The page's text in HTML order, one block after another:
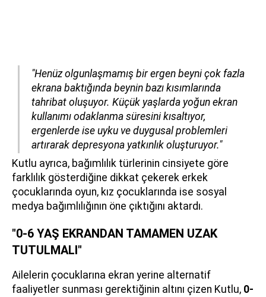
"Henüz olgunlaşmamış bir ergen beyni çok fazla
ekrana baktığında beynin bazı kısımlarında
tahribat oluşuyor. Küçük yaşlarda yoğun ekran
kullanımı odaklanma süresini kısaltıyor,
ergenlerde ise uyku ve duygusal problemleri
artırarak depresyona yatkınlık oluşturuyor."
Kutlu ayrıca, bağımlılık türlerinin cinsiyete göre
farklılık gösterdiğine dikkat çekerek erkek
çocuklarında oyun, kız çocuklarında ise sosyal
medya bağımlılığının öne çıktığını aktardı.
"0-6 YAŞ EKRANDAN TAMAMEN UZAK
TUTULMALI"
Ailelerin çocuklarına ekran yerine alternatif
faaliyetler sunması gerektiğinin altını çizen Kutlu, 0-